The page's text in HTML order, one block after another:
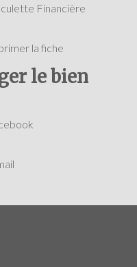
Financière
la fiche
le bien